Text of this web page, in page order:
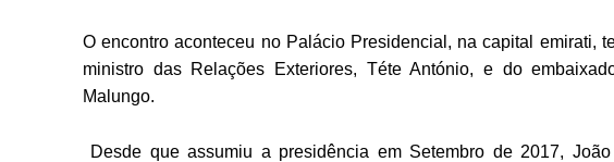
O encontro aconteceu no Palácio Presidencial, na capital emirati,
ministro das Relações Exteriores, Téte António, e do
Malungo.
Desde que assumiu a presidência em Setembro de 2017,